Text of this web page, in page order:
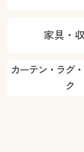
家具・
カーテン・ラグ
ク